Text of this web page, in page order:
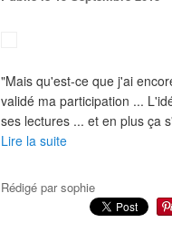
"Mais qu'est-ce que j'ai
validé ma participation ...
ses lectures ... et en plus ça
Lire la suite
Rédigé parsophie